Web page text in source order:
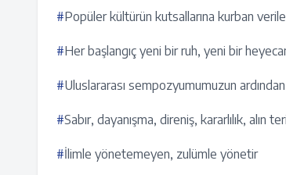
#Popüler kültürün kutsallarına kurban
#Her başlangıç yeni bir ruh, yeni bir
#Uluslararası sempozyumumuzun ardından
#Sabır, dayanışma, direniş, kararlılık, alın
#İlimle yönetemeyen, zulümle yönetir